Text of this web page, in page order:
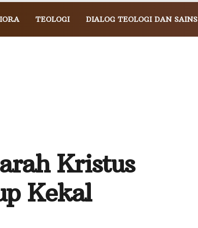
TEOLOGI DIALOG TEOLOGI DAN SAINS
Kristus
Kekal